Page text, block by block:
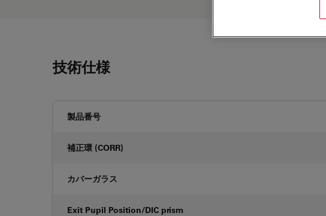
技術仕様
製品番号
補正環 (CORR)
カバーガラス
Exit Pupil Position/DIC prism